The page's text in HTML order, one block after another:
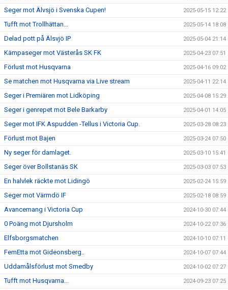
Seger mot Älvsjö i Svenska Cupen! 2025-05-15 12:22
Tufft mot Trollhättan... 2025-05-14 18:08
Delad pott på Älsvjö IP 2025-05-04 21:14
Kämpaseger mot Västerås SK FK 2025-04-23 07:51
Förlust mot Husqvarna 2025-04-16 09:02
Se matchen mot Husqvarna via Live stream 2025-04-11 22:14
Seger i Premiären mot Lidköping 2025-04-08 15:29
Seger i genrepet mot Bele Barkarby 2025-04-01 14:05
Seger mot IFK Aspudden -Tellus i Victoria Cup. 2025-03-28 08:23
Förlust mot Bajen 2025-03-24 07:50
Ny seger för damlaget. 2025-03-10 15:41
Seger över Bollstanäs SK 2025-03-03 07:53
En halvlek räckte mot Lidingö 2025-02-24 15:59
Seger mot Värmdö IF 2025-02-18 08:59
Avancemang i Victoria Cup 2024-10-30 07:44
0 Poäng mot Djursholm 2024-10-22 07:36
Elfsborgsmatchen 2024-10-10 07:11
FemEtta mot Gideonsberg.. 2024-10-07 07:44
Uddamålsförlust mot Smedby 2024-10-02 07:27
Tufft mot Husqvarna... 2024-09-23 07:25